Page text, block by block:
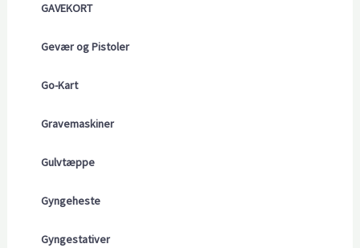
GAVEKORT
Gevær og Pistoler
Go-Kart
Gravemaskiner
Gulvtæppe
Gyngeheste
Gyngestativer